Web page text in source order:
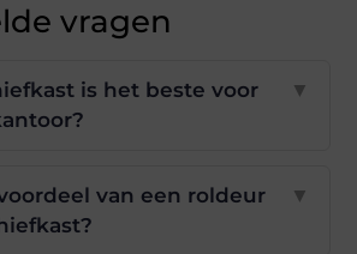
vragen
is het beste voor
▼
van een roldeur
▼